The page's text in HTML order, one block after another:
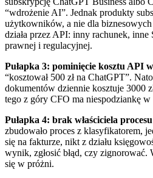
“wdrożenie AI”. Jednak produkty
użytkowników, a nie dla
działa przez API: inny rachunek,
prawnej i regulacyjnej.
Pułapka 3: pominięcie kosztu API
“kosztował 500 zł na ChatGPT”.
dokumentów dziennie kosztuje 3000
tego z góry CFO ma niespodziankę w
Pułapka 4: brak właściciela
zbudowało proces z klasyfikatorem,
się na fakturze, nikt z działu
wynik, zgłosić błąd, czy
się w próżni.